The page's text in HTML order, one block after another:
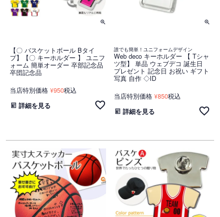
【〇 バスケットボール Bタイ
プ】【〇 キーホルダー 】 ユニフ
ォーム 簡単オーダー 卒部記念品
卒団記念品
当店特別価格 ¥950税込
詳細を見る
誰でも簡単！ユニフォームデザイン
Web deco キーホルダー 【 Tシャ
ツ型】 単品 ウェブデコ 誕生日
プレゼント 記念日 お祝い ギフト
写真 自作 ◇ID
当店特別価格 ¥850税込
詳細を見る